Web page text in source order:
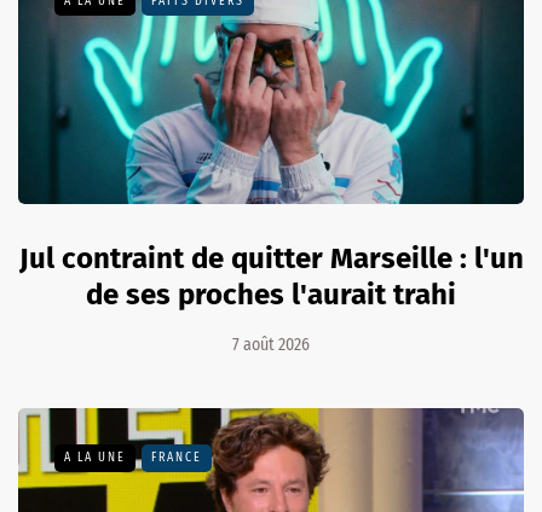
Jul contraint de quitter Marseille : l'un
de ses proches l'aurait trahi
7 août 2026
A LA UNE FRANCE